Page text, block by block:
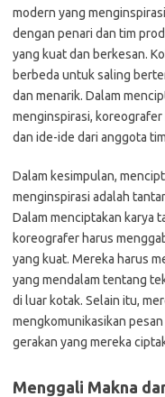
modern yang
dengan penari dan tim
yang kuat dan berkesan.
berbeda untuk saling
dan menarik. Dalam
menginspirasi,
dan ide-ide dari anggota
Dalam kesimpulan,
menginspirasi adalah
Dalam menciptakan karya
koreografer harus
yang kuat. Mereka harus
yang mendalam tentang
di luar kotak. Selain itu,
mengkomunikasikan
gerakan yang mereka
Menggali Makna